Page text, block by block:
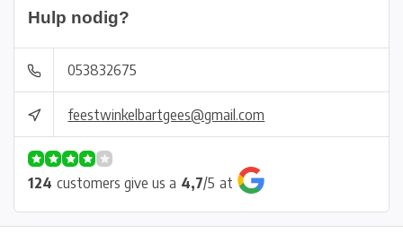
Hulp nodig?
053832675
feestwinkelbartgees@gmail.com
124 customers give us a 4,7/5 at